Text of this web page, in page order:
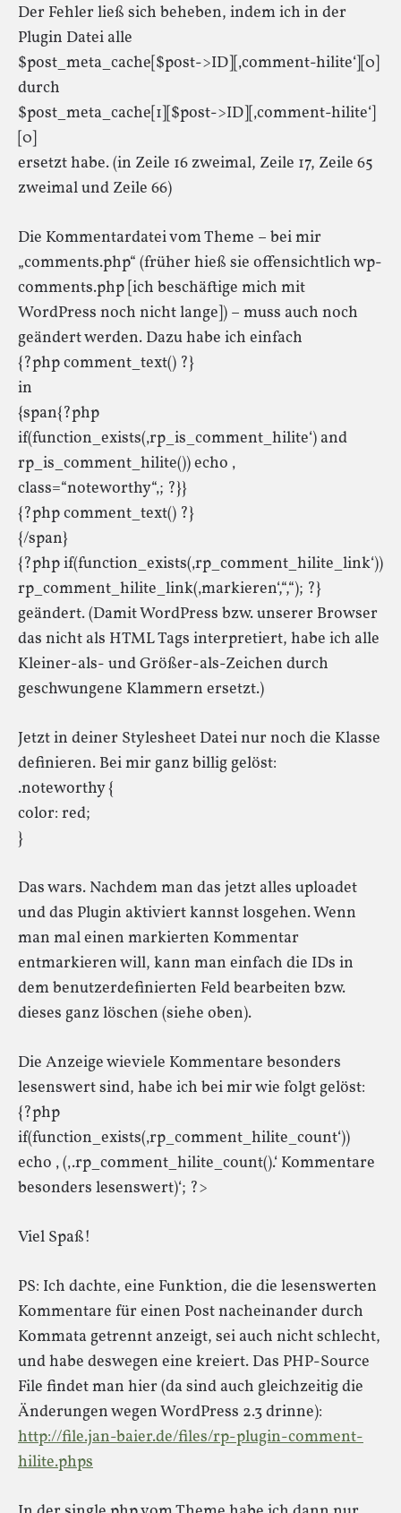
Der Fehler ließ sich beheben, indem ich in der
Plugin Datei alle
$post_meta_cache[$post->ID][‚comment-hilite‘][0]
durch
$post_meta_cache[1][$post->ID][‚comment-hilite‘]
[0]
ersetzt habe. (in Zeile 16 zweimal, Zeile 17, Zeile 65
zweimal und Zeile 66)
Die Kommentardatei vom Theme – bei mir
„comments.php“ (früher hieß sie offensichtlich wp-
comments.php [ich beschäftige mich mit
WordPress noch nicht lange]) – muss auch noch
geändert werden. Dazu habe ich einfach
{?php comment_text() ?}
in
{span{?php
if(function_exists(‚rp_is_comment_hilite‘) and
rp_is_comment_hilite()) echo ‚
class=“noteworthy“‚; ?}}
{?php comment_text() ?}
{/span}
{?php if(function_exists(‚rp_comment_hilite_link‘))
rp_comment_hilite_link(‚markieren‘,“,“); ?}
geändert. (Damit WordPress bzw. unserer Browser
das nicht als HTML Tags interpretiert, habe ich alle
Kleiner-als- und Größer-als-Zeichen durch
geschwungene Klammern ersetzt.)
Jetzt in deiner Stylesheet Datei nur noch die Klasse
definieren. Bei mir ganz billig gelöst:
.noteworthy {
color: red;
}
Das wars. Nachdem man das jetzt alles uploadet
und das Plugin aktiviert kannst losgehen. Wenn
man mal einen markierten Kommentar
entmarkieren will, kann man einfach die IDs in
dem benutzerdefinierten Feld bearbeiten bzw.
dieses ganz löschen (siehe oben).
Die Anzeige wieviele Kommentare besonders
lesenswert sind, habe ich bei mir wie folgt gelöst:
{?php
if(function_exists(‚rp_comment_hilite_count‘))
echo ‚ (‚.rp_comment_hilite_count().‘ Kommentare
besonders lesenswert)‘; ?>
Viel Spaß!
PS: Ich dachte, eine Funktion, die die lesenswerten
Kommentare für einen Post nacheinander durch
Kommata getrennt anzeigt, sei auch nicht schlecht,
und habe deswegen eine kreiert. Das PHP-Source
File findet man hier (da sind auch gleichzeitig die
Änderungen wegen WordPress 2.3 drinne):
http://file.jan-baier.de/files/rp-plugin-comment-
hilite.phps